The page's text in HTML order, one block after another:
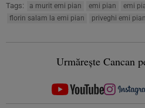
Tags: a murit emi pian emi pian emi
florin salam la emi pian
priveghi emi pian
Urmărește Cancan